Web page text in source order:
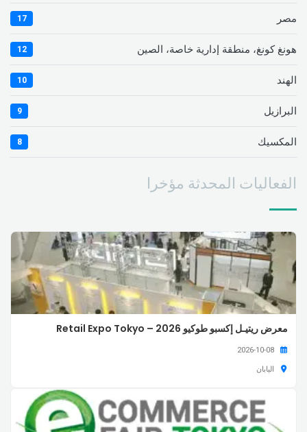
مصر 17
هونغ كونغ، منطقة إدارية خاصة، الصين 12
الهند 10
البرازيل 9
المكسيك 8
الفعاليات المحدثة مؤخرا
معرض ريتيـل إكسبو طوكيو 2026 – Retail Expo Tokyo
اليابان